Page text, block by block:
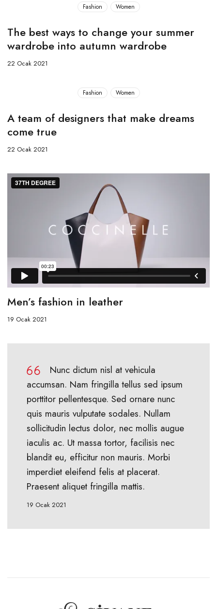
Fashion Women
The best ways to change your summer
wardrobe into autumn wardrobe
22 Ocak 2021
Fashion Women
A team of designers that make dreams
come true
22 Ocak 2021
Men’s fashion in leather
19 Ocak 2021
Nunc dictum nisl at vehicula
accumsan. Nam fringilla tellus sed ipsum
porttitor pellentesque. Sed ornare nunc
quis mauris vulputate sodales. Nullam
sollicitudin lectus dolor, nec mollis augue
iaculis ac. Ut massa tortor, facilisis nec
blandit eu, efficitur non mauris. Morbi
imperdiet eleifend felis at placerat.
Praesent aliquet fringilla mattis.
19 Ocak 2021